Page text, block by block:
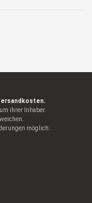
ihrer Inhaber.
möglich.